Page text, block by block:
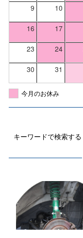
9 10
16 17
23 24
30 31
今月のお休み